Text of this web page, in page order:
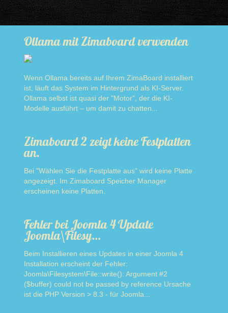
Ollama mit Zimaboard verwenden
Wenn Ollama bereits auf Ihrem ZimaBoard installiert
ist, läuft das System im Hintergrund als KI-Server.
Ollama selbst ist quasi der "Motor", der die KI-
Modelle ausführt – um damit zu chatten...
Zimaboard 2 zeigt keine Festplatten
an.
Bei "Wählen Sie die Festplatte aus" wird keine Platte
angezeigt. Im Zimaboard Speicher Manager
erscheinen keine Platten.
Fehler bei Joomla 4 Update
Joomla\Filesy…
Beim Installieren eines Updates in einer Joomla 4
Installation erscheint der Fehler:
Joomla\Filesystem\File::write(): Argument #2
($buffer) could not be passed by reference Ursache
ist die PHP Version > 8.3 - für Joomla...